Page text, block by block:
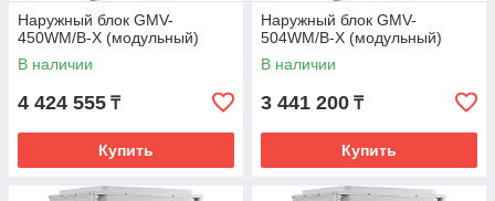
Наружный блок GMV-
450WM/B-X (модульный)
В наличии
4 424 555 ₸
Купить
Наружный блок GMV-
504WM/B-X (модульный)
В наличии
3 441 200 ₸
Купить